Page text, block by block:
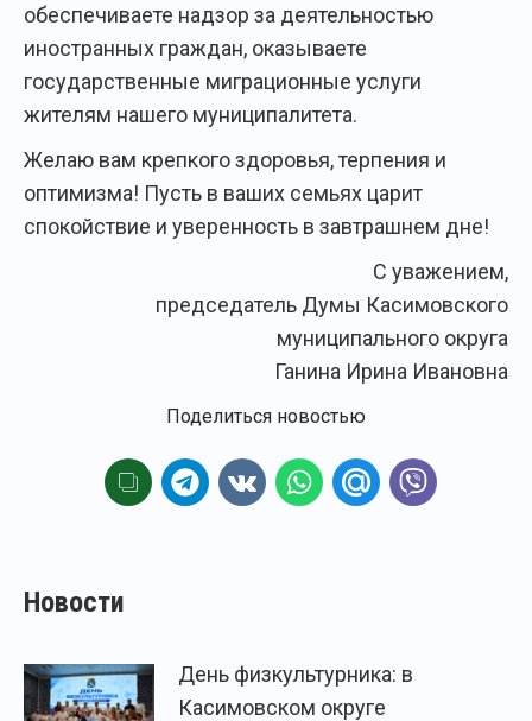
обеспечиваете надзор за деятельностью
иностранных граждан, оказываете
государственные миграционные услуги
жителям нашего муниципалитета.
Желаю вам крепкого здоровья, терпения и
оптимизма! Пусть в ваших семьях царит
спокойствие и уверенность в завтрашнем дне!
С уважением,
председатель Думы Касимовского
муниципального округа
Ганина Ирина Ивановна
Поделиться новостью
Новости
День физкультурника: в
Касимовском округе